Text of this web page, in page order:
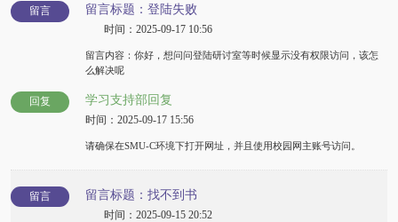
留言 留言标题：登陆失败
时间：2025-09-17 10:56
留言内容：你好，想问问登陆研讨室等时候显示没有权限访问，该怎
么解决呢
回复 学习支持部回复
时间：2025-09-17 15:56
请确保在SMU-C环境下打开网址，并且使用校园网主账号访问。
留言 留言标题：找不到书
时间：2025-09-15 20:52